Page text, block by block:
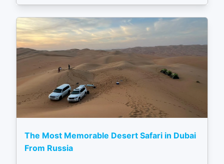
The Most Memorable Desert Safari in Dubai
From Russia